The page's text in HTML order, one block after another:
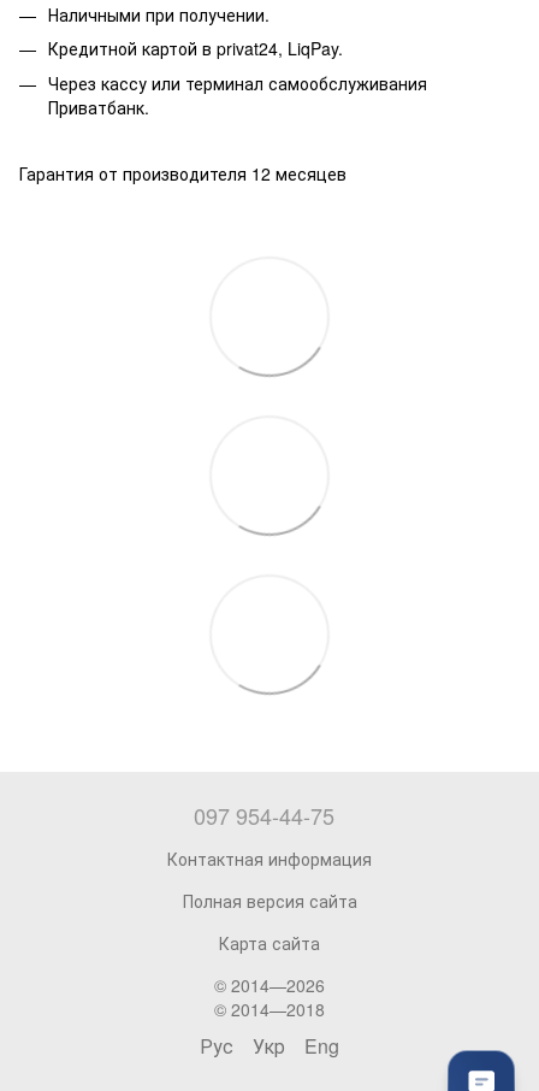
Наличными при получении.
Кредитной картой в privat24, LiqPay.
Через кассу или терминал самообслуживания
Приватбанк.
Гарантия от производителя 12 месяцев
097 954-44-75
Контактная информация
Полная версия сайта
Карта сайта
© 2014—2026
© 2014—2018
Рус Укр Eng